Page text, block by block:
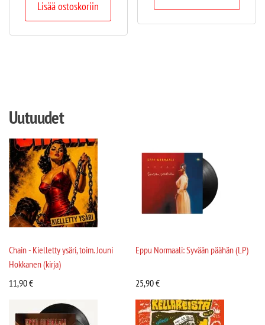
Lisää ostoskoriin
Uutuudet
Chain - Kielletty ysäri, toim. Jouni
Hokkanen (kirja)
11,90€
Eppu Normaali: Syvään päähän (LP)
25,90€